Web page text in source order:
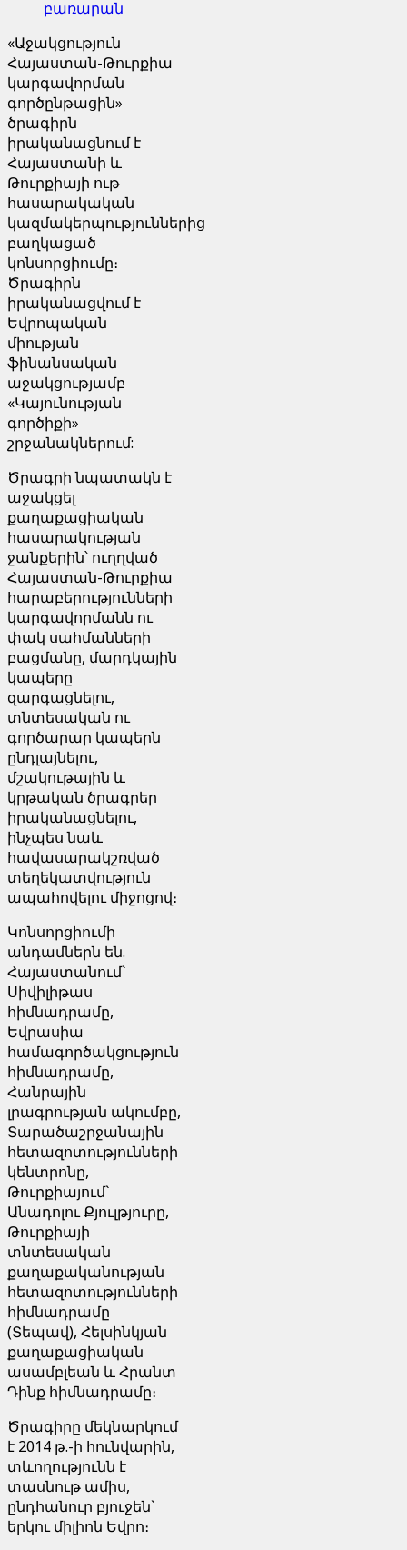
բառարան
«Աջակցություն
Հայաստան-Թուրքիա
կարգավորման
գործընթացին»
ծրագիրն
իրականացնում է
Հայաստանի և
Թուրքիայի ութ
հասարակական
կազմակերպություններից
բաղկացած
կոնսորցիումը։
Ծրագիրն
իրականացվում է
Եվրոպական
միության
ֆինանսական
աջակցությամբ
«Կայունության
գործիքի»
շրջանակներում:
Ծրագրի նպատակն է
աջակցել
քաղաքացիական
հասարակության
ջանքերին՝ ուղղված
Հայաստան-Թուրքիա
հարաբերությունների
կարգավորմանն ու
փակ սահմանների
բացմանը, մարդկային
կապերը
զարգացնելու,
տնտեսական ու
գործարար կապերն
ընդլայնելու,
մշակութային և
կրթական ծրագրեր
իրականացնելու,
ինչպես նաև
հավասարակշռված
տեղեկատվություն
ապահովելու միջոցով։
Կոնսորցիումի
անդամներն են.
Հայաստանում`
Սիվիլիթաս
հիմնադրամը,
Եվրասիա
համագործակցություն
հիմնադրամը,
Հանրային
լրագրության ակումբը,
Տարածաշրջանային
հետազոտությունների
կենտրոնը,
Թուրքիայում`
Անադոլու Քյուլթյուրը,
Թուրքիայի
տնտեսական
քաղաքականության
հետազոտությունների
հիմնադրամը
(Տեպավ), Հելսինկյան
քաղաքացիական
ասամբլեան և Հրանտ
Դինք հիմնադրամը։
Ծրագիրը մեկնարկում
է 2014 թ.-ի հունվարին,
տևողությունն է
տասնութ ամիս,
ընդհանուր բյուջեն`
երկու միլիոն Եվրո։